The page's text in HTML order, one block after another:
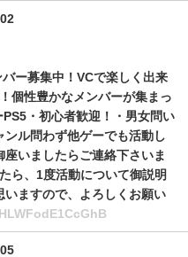
バー募集中！VCで楽しく出来
個性豊かなメンバーが集まっ
・初心者歓迎！・男女問い
ンル問わず他ゲーでも活動し
いましたらご連絡下さいま
ら、1度活動について御説明
いますので、よろしくお願い